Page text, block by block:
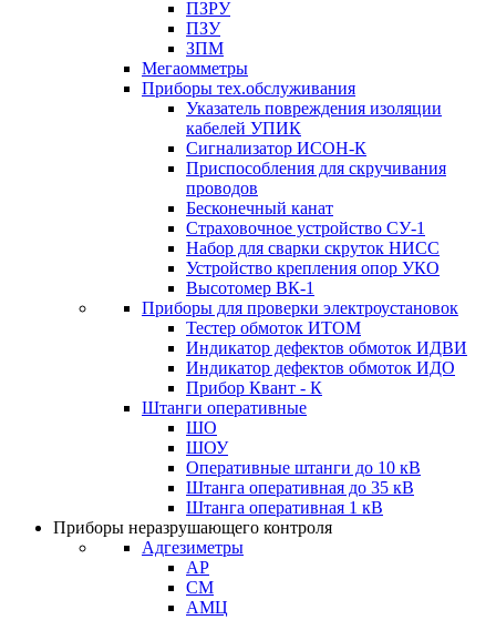
ПЗРУ
ПЗУ
ЗПМ
Мегаомметры
Приборы тех.обслуживания
Указатель повреждения изоляции
кабелей УПИК
Сигнализатор ИСОН-К
Приспособления для скручивания
проводов
Бесконечный канат
Страховочное устройство СУ-1
Набор для сварки скруток НИСС
Устройство крепления опор УКО
Высотомер ВК-1
Приборы для проверки электроустановок
Тестер обмоток ИТОМ
Индикатор дефектов обмоток ИДВИ
Индикатор дефектов обмоток ИДО
Прибор Квант - К
Штанги оперативные
ШО
ШОУ
Оперативные штанги до 10 кВ
Штанга оперативная до 35 кВ
Штанга оперативная 1 кВ
Приборы неразрушающего контроля
Адгезиметры
АР
СМ
АМЦ